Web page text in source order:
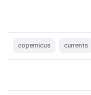
copernicus currents